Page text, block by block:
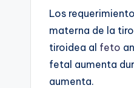
Los
materna de la
tiroidea al feto
fetal aumenta
aumenta.